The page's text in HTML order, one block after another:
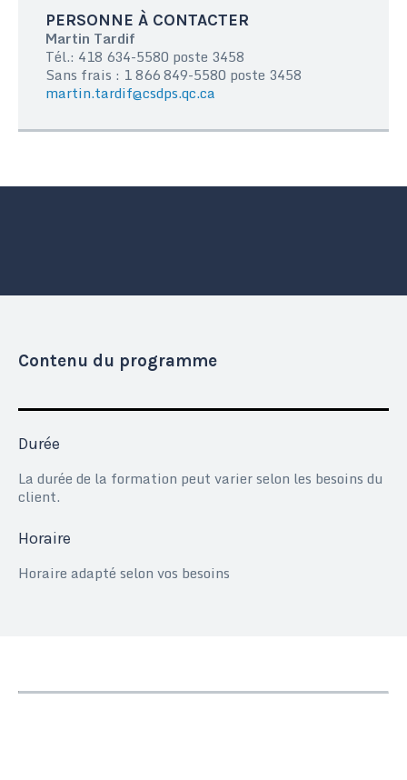
PERSONNE À CONTACTER
Martin Tardif
Tél.: 418 634-5580 poste 3458
Sans frais : 1 866 849-5580 poste 3458
martin.tardif@csdps.qc.ca
Contenu du programme
Durée
La durée de la formation peut varier selon les besoins du
client.
Horaire
Horaire adapté selon vos besoins